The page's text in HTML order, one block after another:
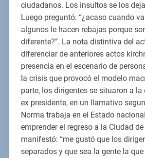
ciudadanos. Los insultos se los
Luego preguntó: “¿acaso cuando
algunos le hacen rebajas porque
diferente?”. La nota distintiva del
diferenciar de anteriores actos
presencia en el escenario de
la crisis que provocó el modelo
parte, los dirigentes se situaron a la
ex presidente, en un llamativo
Norma trabaja en el Estado
emprender el regreso a la Ciudad
manifestó: “me gustó que los
separados y que sea la gente la